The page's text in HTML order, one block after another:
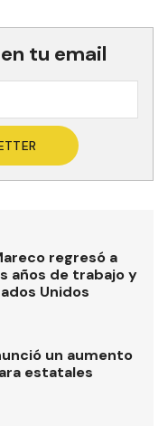
tu email
regresó a
años de trabajo y
Unidos
un aumento
estatales